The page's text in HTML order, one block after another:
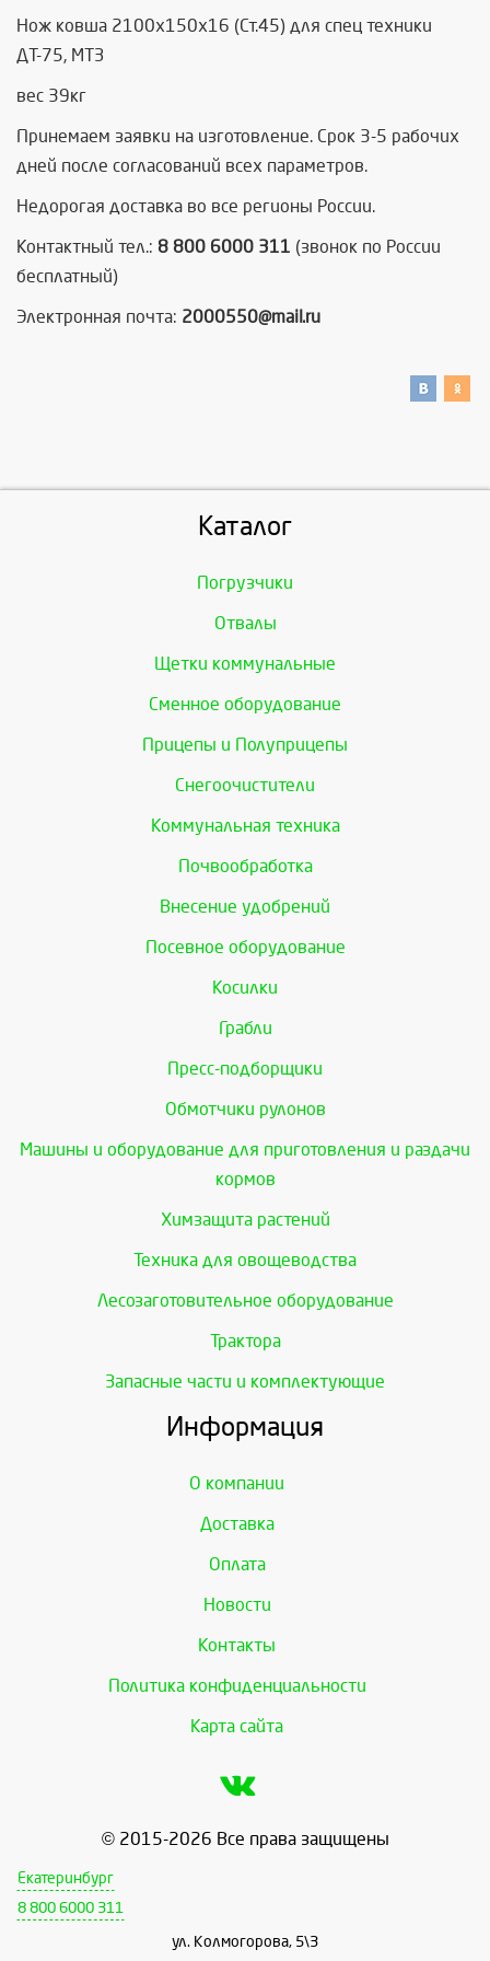
Нож ковша 2100х150х16 (Ст.45) для спец техники
ДТ-75, МТЗ
вес 39кг
Принемаем заявки на изготовление. Срок 3-5 рабочих
дней после согласований всех параметров.
Недорогая доставка во все регионы России.
Контактный тел.: 8 800 6000 311 (звонок по России
бесплатный)
Электронная почта: 2000550@mail.ru
Каталог
Погрузчики
Отвалы
Щетки коммунальные
Сменное оборудование
Прицепы и Полуприцепы
Снегоочистители
Коммунальная техника
Почвообработка
Внесение удобрений
Посевное оборудование
Косилки
Грабли
Пресс-подборщики
Обмотчики рулонов
Машины и оборудование для приготовления и раздачи
кормов
Химзащита растений
Техника для овощеводства
Лесозаготовительное оборудование
Трактора
Запасные части и комплектующие
Информация
О компании
Доставка
Оплата
Новости
Контакты
Политика конфиденциальности
Карта сайта
© 2015-2026 Все права защищены
Екатеринбург
8 800 6000 311
ул. Колмогорова, 5\3